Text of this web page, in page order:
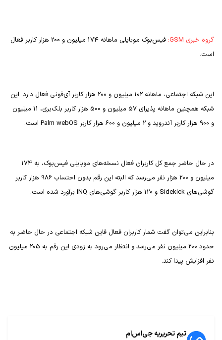
گروه خبری GSM
:
فیس‌‍‌بوک موبایلی ماهانه 174 میلیون و 200 هزار کاربر فعال
است.
این شبکه اجتماعی، ماهانه 102 میلیون و 200 هزار کاربر آی‌فونی فعال دارد. این
شبکه همچنین ماهانه پذیرای 57 میلیون و 500 هزار کاربر بلک‌بری، 11 میلیون
و 900 هزار کاربر آندروید و 2 میلیون و 600 هزار کاربر
Palm webOS است.
در حال حاضر جمع کل کاربران فعال نسخه‌های موبایلی فیس‌بوک، به 174
میلیون و 200 هزار نفر می‌رسد که البته این رقم بدون احتساب 986 هزار کاربر
گوشی‌های Sidekick و 120 هزار کاربر گوشی‌های INQ برآورد شده است.
بنابراین می‌توان گفت شمار کاربران فعال فاین شبکه اجتماعی در حال حاضر به
حدود 200 میلیون نفر می‌رسد و انتظار می‌رود به زودی این رقم به 205 میلیون
نفر افزایش پیدا کند.
تیم تحریریه جی‌اس‌ام